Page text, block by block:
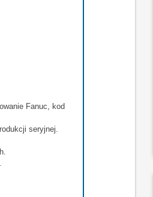
Fanuc, kod
seryjnej.